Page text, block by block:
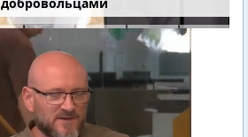
добровольцами